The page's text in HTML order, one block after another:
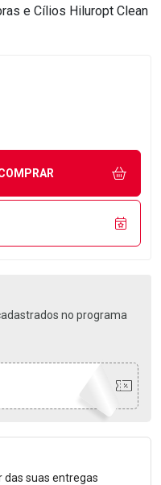
e Cílios Hiluropt Clean
UMA UNIDADE
no programa
o Frete
das suas entregas